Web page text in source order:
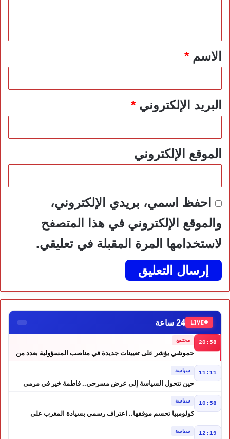
*الاسم*
البريد الإلكتروني*
الموقع الإلكتروني
احفظ اسمي، بريدي الإلكتروني،
والموقع الإلكتروني في هذا المتصفح
لاستخدامها المرة المقبلة في تعليقي.
LIVE 24 ساعة
20:58 مجتمع
حموشي يؤشر على تعيينات جديدة في مناصب المسؤولية بعدد من
11:11 سياسة
حين تتحول السياسة إلى عرض مسرحي.. فاطمة خير في مرمى
10:58 سياسة
كولومبيا تحسم موقفها.. اعتراف رسمي بسيادة المغرب على
12:19 سياسة